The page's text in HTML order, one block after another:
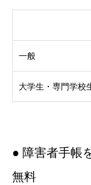
一般
大学生・専門学校
● 障害者手帳
無料